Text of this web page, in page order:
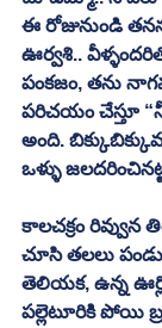
ఈ రోజునుండి
ఊర్వశి..
పంకజం, తను
పరిచయం చేస్తూ
అంది.
ఒళ్ళు
కాలచక్రం
చూసి తలలు
తెలియక, ఉన్న
పల్లెటూరికి పోయి